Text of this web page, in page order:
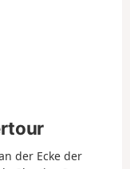
der Ecke der